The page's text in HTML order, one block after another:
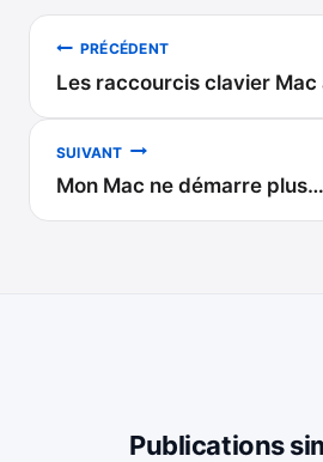
Navigation
de
l’article
PRÉCÉDENT
Les raccourcis clavier
SUIVANT
Mon Mac ne démarre plus…
Publications